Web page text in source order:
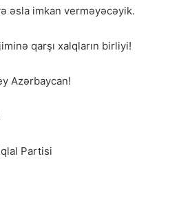
əsla imkan verməyəcəyik.
qarşı xalqların birliyi!
Azərbaycan!
Partisi